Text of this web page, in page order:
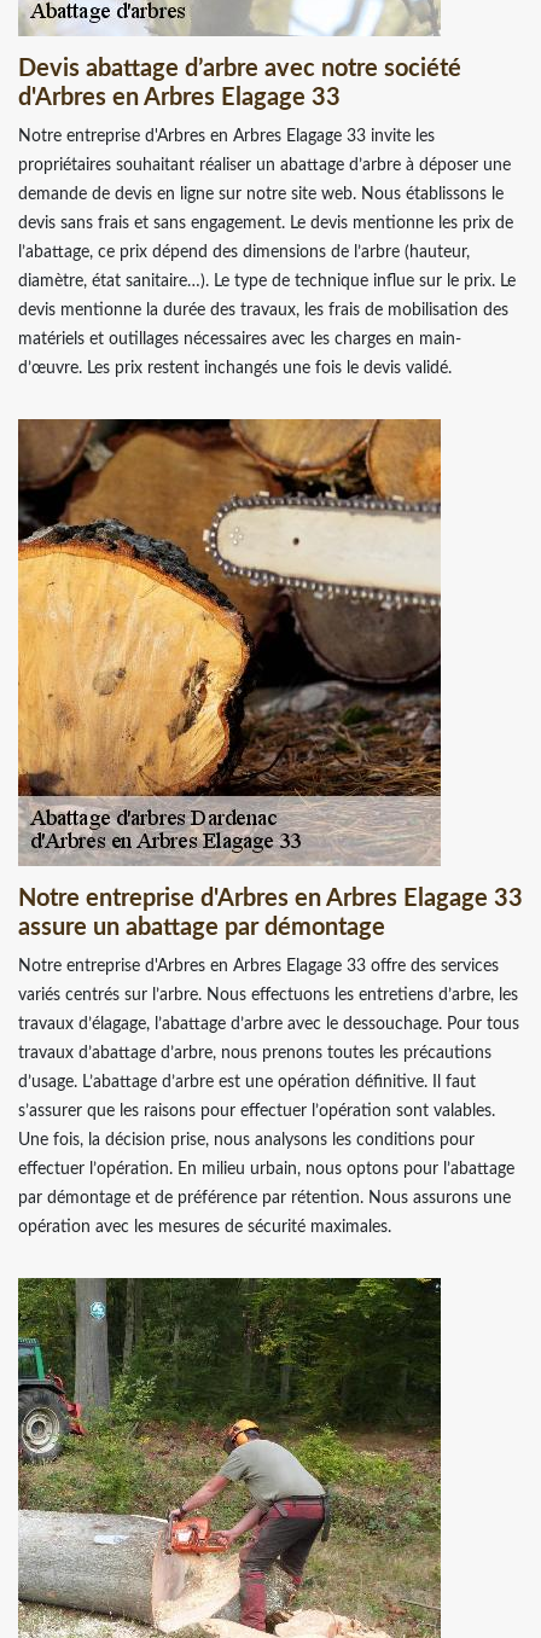
Devis abattage d’arbre avec notre société
d'Arbres en Arbres Elagage 33
Notre entreprise d'Arbres en Arbres Elagage 33 invite les
propriétaires souhaitant réaliser un abattage d’arbre à déposer une
demande de devis en ligne sur notre site web. Nous établissons le
devis sans frais et sans engagement. Le devis mentionne les prix de
l’abattage, ce prix dépend des dimensions de l’arbre (hauteur,
diamètre, état sanitaire…). Le type de technique influe sur le prix. Le
devis mentionne la durée des travaux, les frais de mobilisation des
matériels et outillages nécessaires avec les charges en main-
d’œuvre. Les prix restent inchangés une fois le devis validé.
Notre entreprise d'Arbres en Arbres Elagage 33
assure un abattage par démontage
Notre entreprise d'Arbres en Arbres Elagage 33 offre des services
variés centrés sur l’arbre. Nous effectuons les entretiens d’arbre, les
travaux d’élagage, l’abattage d’arbre avec le dessouchage. Pour tous
travaux d’abattage d’arbre, nous prenons toutes les précautions
d’usage. L’abattage d’arbre est une opération définitive. Il faut
s’assurer que les raisons pour effectuer l’opération sont valables.
Une fois, la décision prise, nous analysons les conditions pour
effectuer l’opération. En milieu urbain, nous optons pour l’abattage
par démontage et de préférence par rétention. Nous assurons une
opération avec les mesures de sécurité maximales.